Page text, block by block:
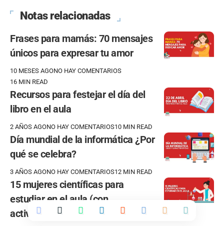
Notas relacionadas
Frases para mamás: 70 mensajes
únicos para expresar tu amor
10 MESES AGONO HAY COMENTARIOS
16 MIN READ
Recursos para festejar el día del
libro en el aula
2 AÑOS AGONO HAY COMENTARIOS10 MIN READ
Día mundial de la informática ¿Por
qué se celebra?
3 AÑOS AGONO HAY COMENTARIOS12 MIN READ
15 mujeres científicas para
estudiar en el aula (con
actividades)